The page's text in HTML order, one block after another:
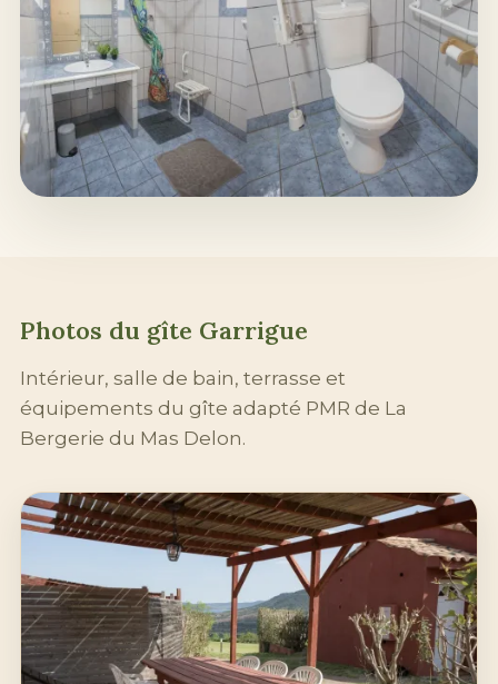
Photos du gîte Garrigue
Intérieur, salle de bain, terrasse et
équipements du gîte adapté PMR de La
Bergerie du Mas Delon.